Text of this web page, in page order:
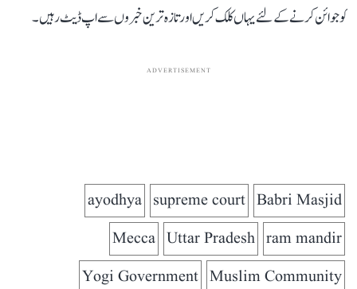
کو جوائن کرنے کے لئے یہاں کلک کریں اور تازہ ترین خبروں سے اپ ڈیٹ رہیں۔
ADVERTISEMENT
Babri Masjid
supreme court
ayodhya
ram mandir
Uttar Pradesh
Mecca
Muslim Community
Yogi Government